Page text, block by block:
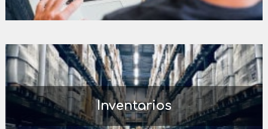
Inventarios